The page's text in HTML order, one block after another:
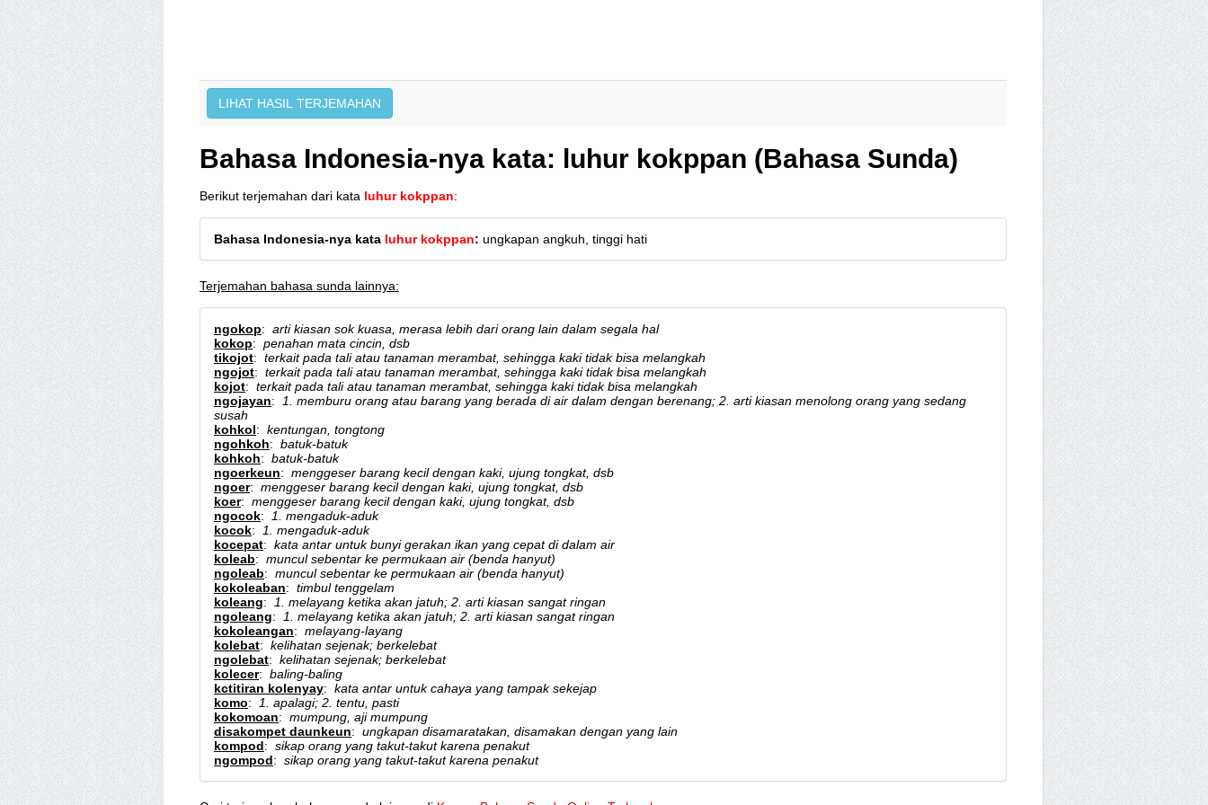
Bahasa Indonesia-nya kata: luhur kokppan (Bahasa Sunda)
Berikut terjemahan dari kata luhur kokppan:
Bahasa Indonesia-nya kata luhur kokppan: ungkapan angkuh, tinggi hati
Terjemahan bahasa sunda lainnya:
ngokop: arti kiasan sok kuasa, merasa lebih dari orang lain dalam segala hal
kokop: penahan mata cincin, dsb
tikojot: terkait pada tali atau tanaman merambat, sehingga kaki tidak bisa melangkah
ngojot: terkait pada tali atau tanaman merambat, sehingga kaki tidak bisa melangkah
kojot: terkait pada tali atau tanaman merambat, sehingga kaki tidak bisa melangkah
ngojayan:
1. memburu orang atau barang yang berada di air dalam dengan berenang; 2. arti kiasan menolong orang yang sedang
susah
kohkol: kentungan, tongtong
ngohkoh: batuk-batuk
kohkoh: batuk-batuk
ngoerkeun: menggeser barang kecil dengan kaki, ujung tongkat, dsb
ngoer: menggeser barang kecil dengan kaki, ujung tongkat, dsb
koer: menggeser barang kecil dengan kaki, ujung tongkat, dsb
ngocok:
1. mengaduk-aduk
kocok:
1. mengaduk-aduk
kocepat: kata antar untuk bunyi gerakan ikan yang cepat di dalam air
koleab: muncul sebentar ke permukaan air (benda hanyut)
ngoleab: muncul sebentar ke permukaan air (benda hanyut)
kokoleaban: timbul tenggelam
koleang:
1. melayang ketika akan jatuh; 2. arti kiasan sangat ringan
ngoleang:
1. melayang ketika akan jatuh; 2. arti kiasan sangat ringan
kokoleangan: melayang-layang
kolebat: kelihatan sejenak; berkelebat
ngolebat: kelihatan sejenak; berkelebat
kolecer: baling-baling
kctitiran kolenyay: kata antar untuk cahaya yang tampak sekejap
komo:
1. apalagi; 2. tentu, pasti
kokomoan: mumpung, aji mumpung
disakompet daunkeun: ungkapan disamaratakan, disamakan dengan yang lain
kompod: sikap orang yang takut-takut karena penakut
ngompod: sikap orang yang takut-takut karena penakut